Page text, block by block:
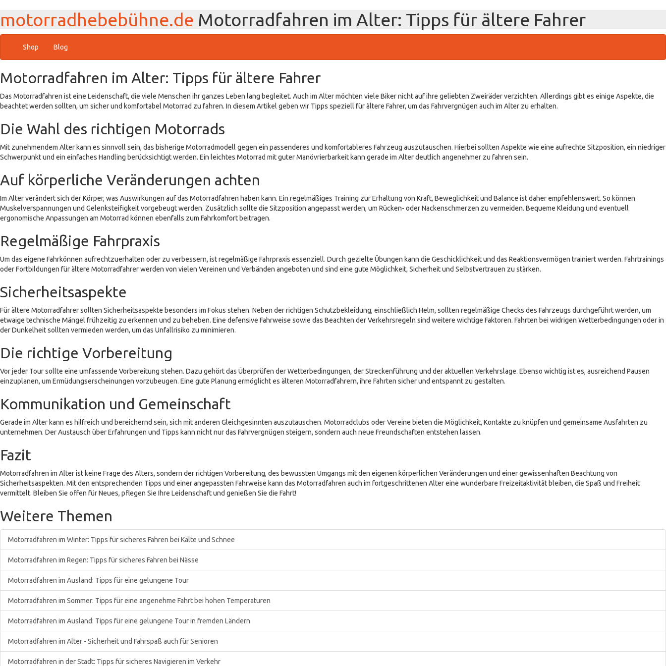
motorradhebebühne.de Motorradfahren im Alter: Tipps für ältere Fahrer
Shop Blog
Motorradfahren im Alter: Tipps für ältere Fahrer
Das Motorradfahren ist eine Leidenschaft, die viele Menschen ihr ganzes Leben lang begleitet. Auch im Alter möchten viele Biker nicht auf ihre geliebten Zweiräder verzichten. Allerdings gibt es einige Aspekte, die
beachtet werden sollten, um sicher und komfortabel Motorrad zu fahren. In diesem Artikel geben wir Tipps speziell für ältere Fahrer, um das Fahrvergnügen auch im Alter zu erhalten.
Die Wahl des richtigen Motorrads
Mit zunehmendem Alter kann es sinnvoll sein, das bisherige Motorradmodell gegen ein passenderes und komfortableres Fahrzeug auszutauschen. Hierbei sollten Aspekte wie eine aufrechte Sitzposition, ein niedriger
Schwerpunkt und ein einfaches Handling berücksichtigt werden. Ein leichtes Motorrad mit guter Manövrierbarkeit kann gerade im Alter deutlich angenehmer zu fahren sein.
Auf körperliche Veränderungen achten
Im Alter verändert sich der Körper, was Auswirkungen auf das Motorradfahren haben kann. Ein regelmäßiges Training zur Erhaltung von Kraft, Beweglichkeit und Balance ist daher empfehlenswert. So können
Muskelverspannungen und Gelenksteifigkeit vorgebeugt werden. Zusätzlich sollte die Sitzposition angepasst werden, um Rücken- oder Nackenschmerzen zu vermeiden. Bequeme Kleidung und eventuell
ergonomische Anpassungen am Motorrad können ebenfalls zum Fahrkomfort beitragen.
Regelmäßige Fahrpraxis
Um das eigene Fahrkönnen aufrechtzuerhalten oder zu verbessern, ist regelmäßige Fahrpraxis essenziell. Durch gezielte Übungen kann die Geschicklichkeit und das Reaktionsvermögen trainiert werden. Fahrtrainings
oder Fortbildungen für ältere Motorradfahrer werden von vielen Vereinen und Verbänden angeboten und sind eine gute Möglichkeit, Sicherheit und Selbstvertrauen zu stärken.
Sicherheitsaspekte
Für ältere Motorradfahrer sollten Sicherheitsaspekte besonders im Fokus stehen. Neben der richtigen Schutzbekleidung, einschließlich Helm, sollten regelmäßige Checks des Fahrzeugs durchgeführt werden, um
etwaige technische Mängel frühzeitig zu erkennen und zu beheben. Eine defensive Fahrweise sowie das Beachten der Verkehrsregeln sind weitere wichtige Faktoren. Fahrten bei widrigen Wetterbedingungen oder in
der Dunkelheit sollten vermieden werden, um das Unfallrisiko zu minimieren.
Die richtige Vorbereitung
Vor jeder Tour sollte eine umfassende Vorbereitung stehen. Dazu gehört das Überprüfen der Wetterbedingungen, der Streckenführung und der aktuellen Verkehrslage. Ebenso wichtig ist es, ausreichend Pausen
einzuplanen, um Ermüdungserscheinungen vorzubeugen. Eine gute Planung ermöglicht es älteren Motorradfahrern, ihre Fahrten sicher und entspannt zu gestalten.
Kommunikation und Gemeinschaft
Gerade im Alter kann es hilfreich und bereichernd sein, sich mit anderen Gleichgesinnten auszutauschen. Motorradclubs oder Vereine bieten die Möglichkeit, Kontakte zu knüpfen und gemeinsame Ausfahrten zu
unternehmen. Der Austausch über Erfahrungen und Tipps kann nicht nur das Fahrvergnügen steigern, sondern auch neue Freundschaften entstehen lassen.
Fazit
Motorradfahren im Alter ist keine Frage des Alters, sondern der richtigen Vorbereitung, des bewussten Umgangs mit den eigenen körperlichen Veränderungen und einer gewissenhaften Beachtung von
Sicherheitsaspekten. Mit den entsprechenden Tipps und einer angepassten Fahrweise kann das Motorradfahren auch im fortgeschrittenen Alter eine wunderbare Freizeitaktivität bleiben, die Spaß und Freiheit
vermittelt. Bleiben Sie offen für Neues, pflegen Sie Ihre Leidenschaft und genießen Sie die Fahrt!
Weitere Themen
Motorradfahren im Winter: Tipps für sicheres Fahren bei Kälte und Schnee
Motorradfahren im Regen: Tipps für sicheres Fahren bei Nässe
Motorradfahren im Ausland: Tipps für eine gelungene Tour
Motorradfahren im Sommer: Tipps für eine angenehme Fahrt bei hohen Temperaturen
Motorradfahren im Ausland: Tipps für eine gelungene Tour in fremden Ländern
Motorradfahren im Alter - Sicherheit und Fahrspaß auch für Senioren
Motorradfahren in der Stadt: Tipps für sicheres Navigieren im Verkehr